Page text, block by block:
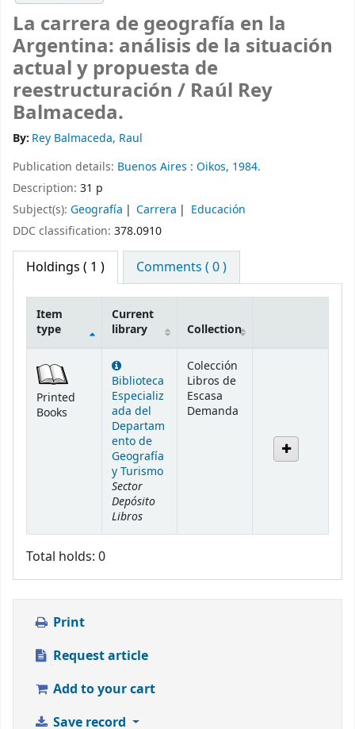
La carrera de geografía en la
Argentina: análisis de la situación
actual y propuesta de
reestructuración / Raúl Rey
Balmaceda.
By: Rey Balmaceda, Raul
Publication details: Buenos Aires : Oikos, 1984.
Description: 31 p
Subject(s): Geografía Carrera
Educación
DDC classification: 378.0910
Holdings ( 1 ) Comments ( 0 )
Item
type
Current
library
Collection
Printed
Books
Biblioteca
Especializ
ada del
Departam
ento de
Geografía
y Turismo
Sector
Depósito
Libros
Colección
Libros de
Escasa
Demanda
Total holds: 0
Print
Request article
Add to your cart
Save record